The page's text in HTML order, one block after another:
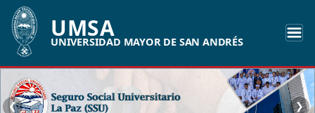
UMSA
UNIVERSIDAD MAYOR DE SAN ANDRÉS
❮ ❯